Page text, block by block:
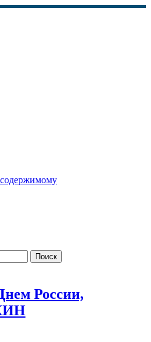
(КИА
России,